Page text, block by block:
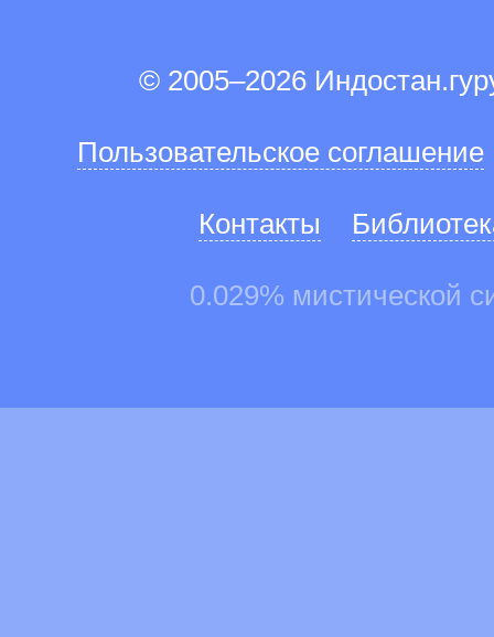
© 2005–2026
Пользовательское соглашение
Контакты
0.029% мистической